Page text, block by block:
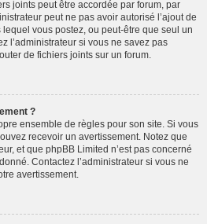
joints peut être accordée par forum, par
peut ne pas avoir autorisé l’ajout de
vous postez, ou peut-être que seul un
l’administrateur si vous ne savez pas
de fichiers joints sur un forum.
?
ensemble de règles pour son site. Si vous
recevoir un avertissement. Notez que
et que phpBB Limited n’est pas concerné
Contactez l’administrateur si vous ne
avertissement.